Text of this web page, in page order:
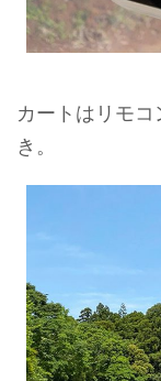
カートはリモ
き。